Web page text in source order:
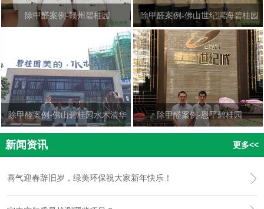
除甲醛案例-赣州碧桂园 除甲醛案例-佛山世纪滨海碧桂园
除甲醛案例-佛山碧桂园水木清华 除甲醛案例-恩平碧桂园
新闻资讯 更多<<
喜气迎春辞旧岁，绿美环保祝大家新年快乐！